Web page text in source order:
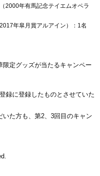
2000年有馬記念テイエムオペラ
年皐月賞アルアイン）：1名
定グッズが当たるキャンペー
録に登録したものとさせていた
た方も、第2、3回目のキャン